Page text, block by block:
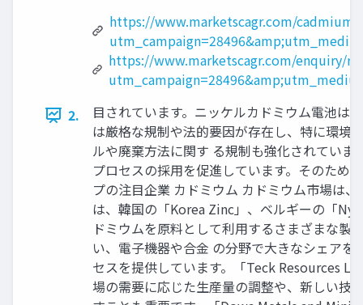
https://www.marketscagr.com/cadmium-
https://www.marketscagr.com/enquiry/
2.
目されています。ニッケルカドミウム電池は
は厳格な規制や法的要因が存在し、特に環境
ルや廃棄方法に関す る規制も強化されてい
プロセスの採用を促進しています。そのため
プの注目企業 カドミウム カドミウム市場は
は、韓国の「Korea Zinc」、ベルギーの「
ドミウムを原料として利用するさまざまな
い、電子機器や合金 の分野で大きなシェア
セスを提供しています。「Teck Resources
場の需要に応じた生産量の調整や、新しい技